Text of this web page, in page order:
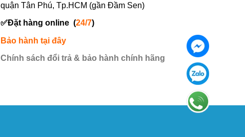
quận Tân Phú, Tp.HCM (gần Đầm Sen)
✅Đặt hàng online (24/7)
Bảo hành tại đây
Chính sách đổi trả & bảo hành chính hãng